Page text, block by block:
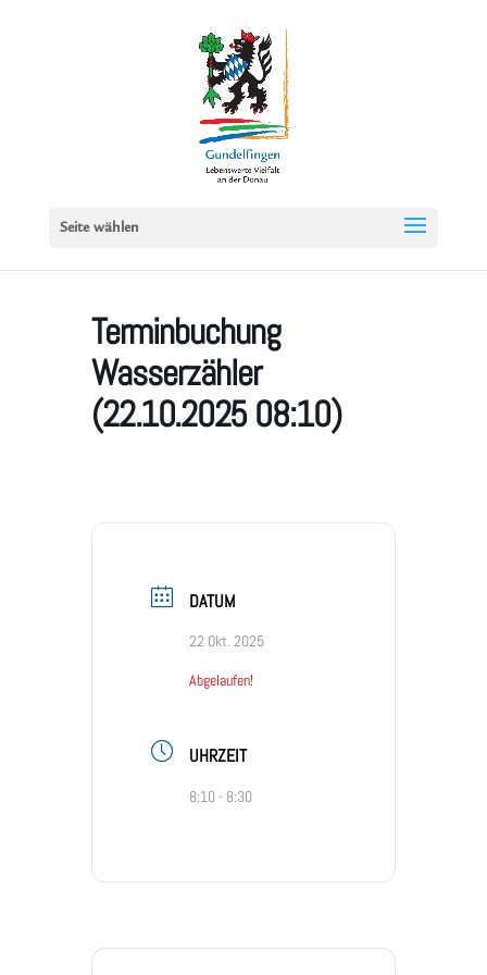
Seite wählen
Terminbuchung
Wasserzähler
(22.10.2025 08:10)
DATUM
22 Okt. 2025
Abgelaufen!
UHRZEIT
8:10 - 8:30